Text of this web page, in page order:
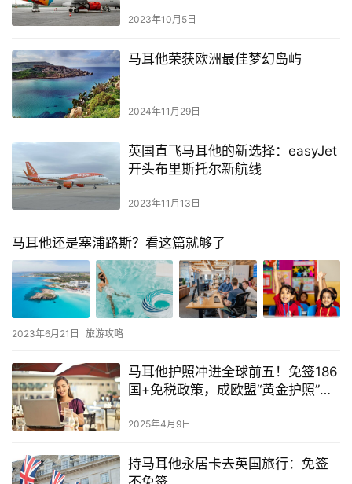
航
2023年10月5日
马耳他荣获欧洲最佳梦幻岛屿
2024年11月29日
英国直飞马耳他的新选择：easyJet
开头布里斯托尔新航线
2023年11月13日
马耳他还是塞浦路斯？看这篇就够了
2023年6月21日 旅游攻略
马耳他护照冲进全球前五！免签186
国+免税政策，成欧盟“黄金护照”新
2025年4月9日
持马耳他永居卡去英国旅行：免签